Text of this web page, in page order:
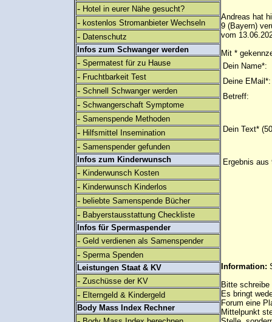
- Hotel in eurer Nähe gesucht?
- kostenlos Stromanbieter Wechseln
- Datenschutz
Infos zum Schwanger werden
- Spermatest für zu Hause
- Fruchtbarkeit Test
- Schnell Schwanger werden
- Schwangerschaft Symptome
- Samenspende Methoden
- Hilfsmittel Insemination
- Samenspender gefunden
Infos zum Kinderwunsch
- Kinderwunsch Kosten
- Kinderwunsch Kinderlos
- beliebte Samenspende Bücher
- Babyerstausstattung Checkliste
Infos für Spermaspender
- Geld verdienen als Samenspender
- Sperma Spenden
Leistungen Staat & KV
- Zuschüsse der KV
- Elterngeld & Kindergeld
Body Mass Index Rechner
Andreas hat
9 (Bayern)
vom
Mit *
Dein Name*:
Deine EMail*:
Betreff:
Dein Text*
Ergebnis aus
Information:
Bitte
Es bringt
Forum eine
Mittelpunkt